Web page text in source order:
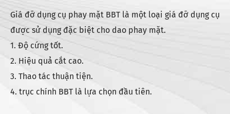
Giá đỡ dụng cụ phay mặt BBT là một loại giá đỡ dụng cụ
được sử dụng đặc biệt cho dao phay mặt.
1. Độ cứng tốt.
2. Hiệu quả cắt cao.
3. Thao tác thuận tiện.
4. trục chính BBT là lựa chọn đầu tiên.